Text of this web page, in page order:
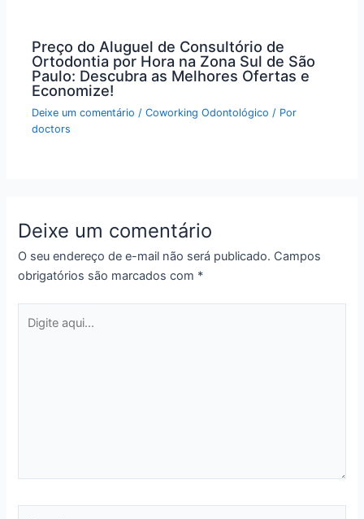
Preço do Aluguel de Consultório de
Ortodontia por Hora na Zona Sul de São
Paulo: Descubra as Melhores Ofertas e
Economize!
Deixe um comentário /Coworking Odontológico / Por
doctors
Deixe um comentário
O seu endereço de e-mail não será publicado. Campos
obrigatórios são marcados com *
aqui...